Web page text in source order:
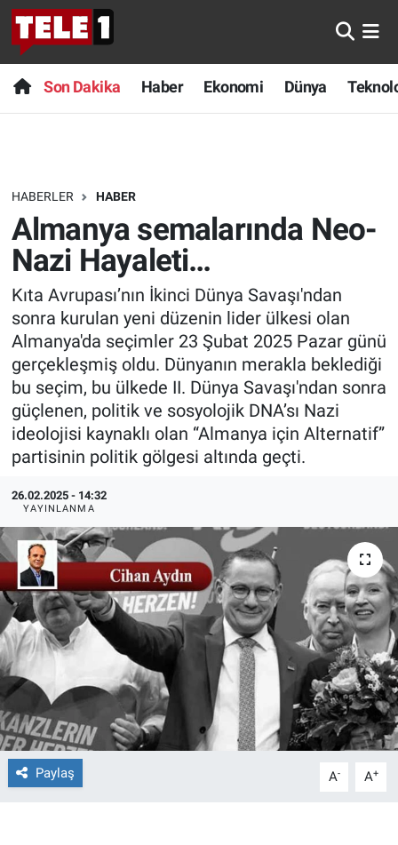
Son Dakika Haber Ekonomi Dünya
HABERLER HABER
Almanya semalarında Neo-
Nazi Hayaleti…
Kıta Avrupası’nın İkinci Dünya Savaşı'ndan
sonra kurulan yeni düzenin lider ülkesi olan
Almanya'da seçimler 23 Şubat 2025 Pazar günü
gerçekleşmiş oldu. Dünyanın merakla beklediği
bu seçim, bu ülkede II. Dünya Savaşı'ndan sonra
güçlenen, politik ve sosyolojik DNA’sı Nazi
ideolojisi kaynaklı olan “Almanya için Alternatif”
partisinin politik gölgesi altında geçti.
26.02.2025 - 14:32
YAYINLANMA
Paylaş A- A+
Anında Manşet
Başka Sohbetler
Bilim turu
Bilim ve Teknoloji Evreni
Doğa Konuşuyor
Dünya
Ege Saati
Ege'den Esintiler
Ekonomi
Forum
Gerçeğin İzinde
Gün Başlıyor
Gün Bitiyor
Gün Ortası
Son Dakika
Haber
Dünya
Teknoloji
Sağlık
Spor
Yayın Akışı
İletişim
Nöbetçi Eczaneler
Hava Durumu
Trafik Durumu
Süper Lig Puan Durumu ve Fikstür
Tüm Manşetler
Son Dakika Haberleri
Haber Arşivi